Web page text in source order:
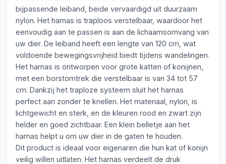
bijpassende leiband, beide vervaardigd uit duurzaam
nylon. Het harnas is traploos verstelbaar, waardoor het
eenvoudig aan te passen is aan de lichaamsomvang van
uw dier. De leiband heeft een lengte van 120 cm, wat
voldoende bewegingsvrijheid biedt tijdens wandelingen.
Het harnas is ontworpen voor grote katten of konijnen,
met een borstomtrek die verstelbaar is van 34 tot 57
cm. Dankzij het traploze systeem sluit het harnas
perfect aan zonder te knellen. Het materiaal, nylon, is
lichtgewicht en sterk, en de kleuren rood en zwart zijn
helder en goed zichtbaar. Een klein belletje aan het
harnas helpt u om uw dier in de gaten te houden.
Dit product is ideaal voor eigenaren die hun kat of konijn
veilig willen uitlaten. Het harnas verdeelt de druk